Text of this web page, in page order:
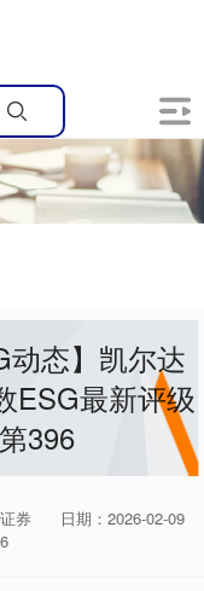
态】凯尔达
ESG最新评级
396
券
日期：2026-02-09